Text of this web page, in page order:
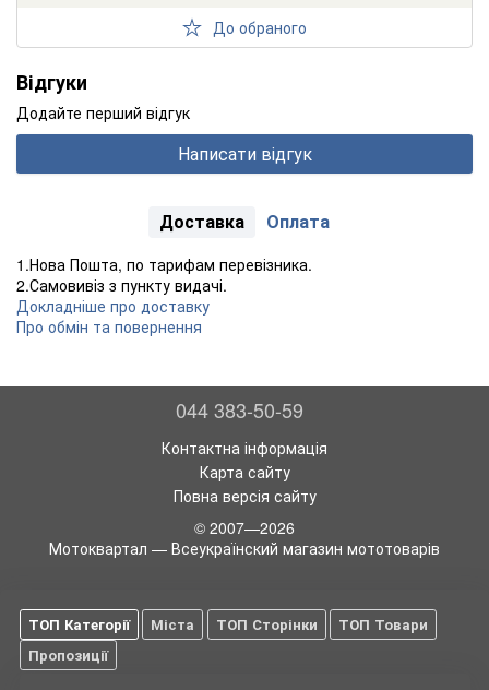
До обраного
Відгуки
Додайте перший відгук
Написати відгук
Доставка Оплата
1.Нова Пошта, по тарифам перевізника.
2.Самовивіз з пункту видачі.
Докладніше про доставку
Про обмін та повернення
044 383-50-59
Контактна інформація
Карта сайту
Повна версія сайту
© 2007—2026
Мотоквартал — Всеукраїнский магазин мототоварів
ТОП Категорії Міста ТОП Сторінки
ТОП Товари
Пропозиції